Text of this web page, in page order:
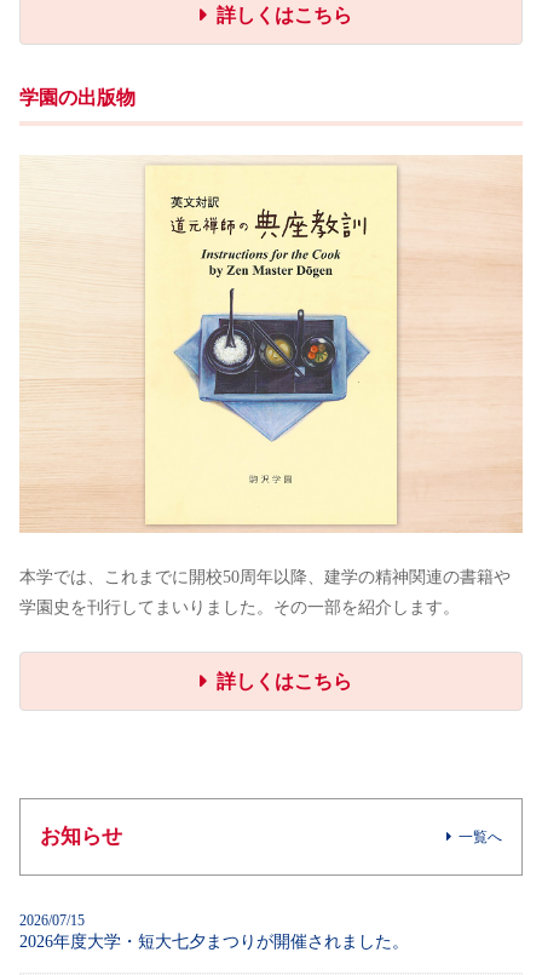
詳しくはこちら
学園の出版物
本学では、これまでに開校50周年以降、建学の精神関連の書籍や
学園史を刊行してまいりました。その一部を紹介します。
詳しくはこちら
お知らせ 一覧へ
2026/07/15
2026年度大学・短大七夕まつりが開催されました。